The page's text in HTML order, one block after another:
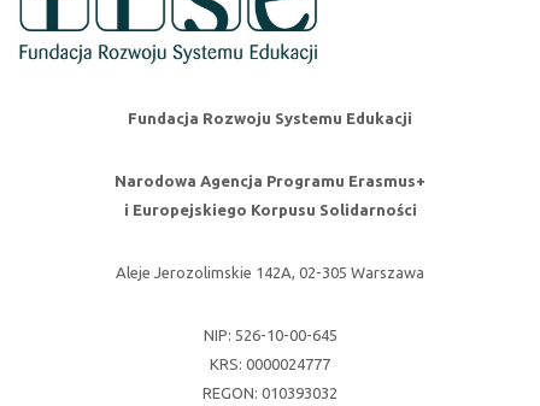
Fundacja Rozwoju Systemu Edukacji
Narodowa Agencja Programu Erasmus+
i Europejskiego Korpusu Solidarności
Aleje Jerozolimskie 142A, 02-305 Warszawa
NIP: 526-10-00-645
KRS: 0000024777
REGON: 010393032